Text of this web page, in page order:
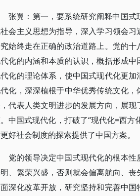
张翼：第一，要系统研究阐释中国
会主义思想为指导，深入学习领会
始终走在正确的政治道路上。党的
化的内涵和本质的认识，概括形成
化的理论体系，使中国式现代化更
化，深深植根于中华优秀传统文化
代表人类文明进步的发展方向，展
中国式现代化，打破了“现代化=西
好社会制度的探索提供了中国方案。
党的领导决定中国式现代化的根本
、繁荣兴盛，否则就会偏离航向、
深化改革开放，研究坚持和完善中国